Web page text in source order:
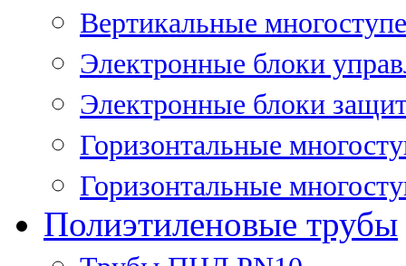
Вертикальные
Электронные блоки
Электронные блоки
Горизонтальные
Горизонтальные
Полиэтиленовые трубы